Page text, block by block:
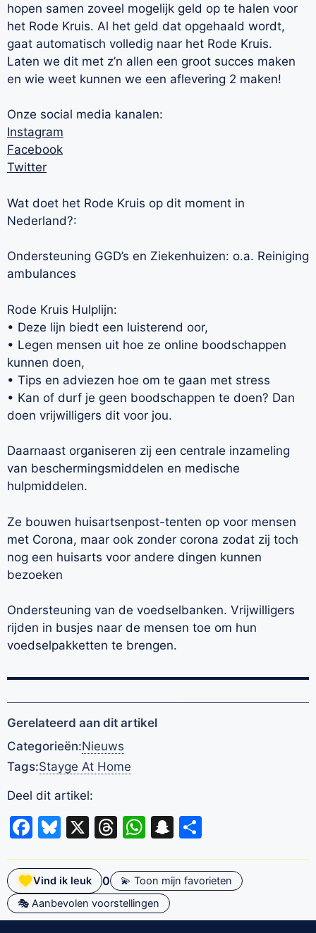
hopen samen zoveel mogelijk geld op te halen voor
het Rode Kruis. Al het geld dat opgehaald wordt,
gaat automatisch volledig naar het Rode Kruis.
Laten we dit met z’n allen een groot succes maken
en wie weet kunnen we een aflevering 2 maken!
Onze social media kanalen:
Instagram
Facebook
Twitter
Wat doet het Rode Kruis op dit moment in
Nederland?:
Ondersteuning GGD’s en Ziekenhuizen: o.a. Reiniging
ambulances
Rode Kruis Hulplijn:
• Deze lijn biedt een luisterend oor,
• Legen mensen uit hoe ze online boodschappen
kunnen doen,
• Tips en adviezen hoe om te gaan met stress
• Kan of durf je geen boodschappen te doen? Dan
doen vrijwilligers dit voor jou.
Daarnaast organiseren zij een centrale inzameling
van beschermingsmiddelen en medische
hulpmiddelen.
Ze bouwen huisartsenpost-tenten op voor mensen
met Corona, maar ook zonder corona zodat zij toch
nog een huisarts voor andere dingen kunnen
bezoeken
Ondersteuning van de voedselbanken. Vrijwilligers
rijden in busjes naar de mensen toe om hun
voedselpakketten te brengen.
Gerelateerd aan dit artikel
Categorieën:Nieuws
Tags:Stayge At Home
Deel dit artikel:
Facebook
Bluesky
X Threads
WhatsApp
Snapchat
Vind ik leuk 0
💫 Toon mijn favorieten
🎭 Aanbevolen voorstellingen